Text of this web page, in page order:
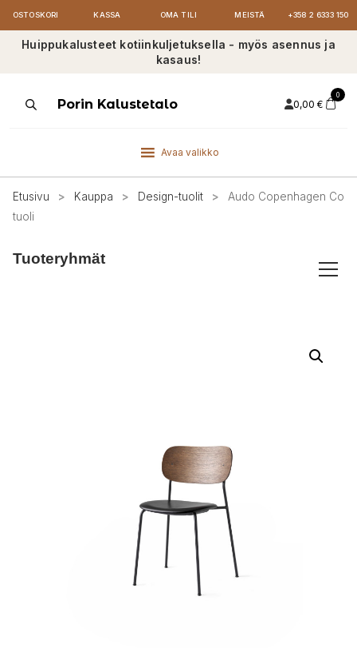
OSTOSKORI KASSA OMA TILI MEISTÄ +358 2 6333 150
Huippukalusteet kotiinkuljetuksella - myös asennus ja
kasaus!
ProductsPorin Kalustetalo 0,00 €
0
Avaa valikko
Etusivu > Kauppa > Design-tuolit >
Audo Copenhagen Co
tuoli
Tuoteryhmät